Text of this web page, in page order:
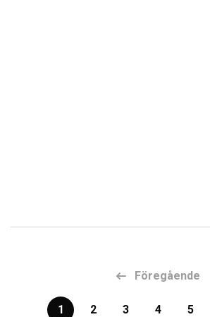
Föregående
1 2 3 4 5